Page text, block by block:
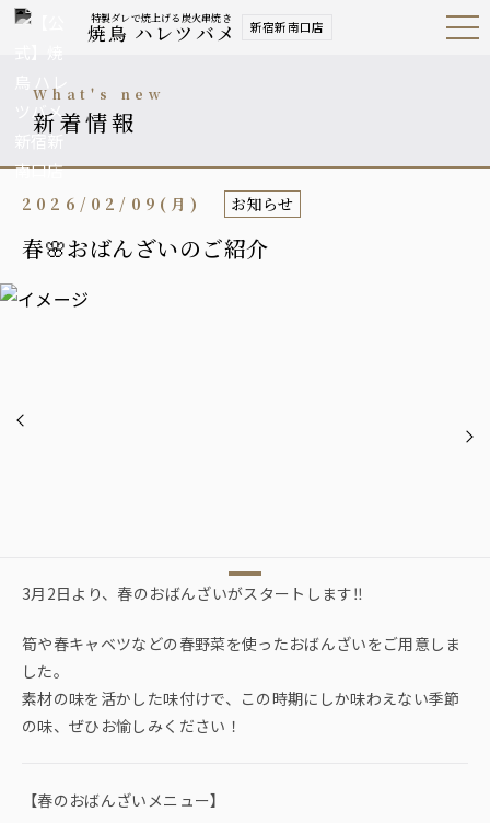
特製ダレで焼上げる炭火串焼き
焼鳥 ハレツバメ 新宿新南口店 Open
Navig
what's new
新着情報
春🌸おばんざいのご紹介
2026/02/09(月) お知らせ
3月2日より、春のおばんざいがスタートします‼︎
筍や春キャベツなどの春野菜を使ったおばんざいをご用意しま
した。
素材の味を活かした味付けで、この時期にしか味わえない季節
の味、ぜひお愉しみください！
【春のおばんざいメニュー】